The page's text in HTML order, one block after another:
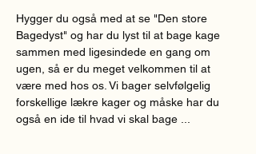
Hygger du også med at se "Den store
Bagedyst" og har du lyst til at bage kage
sammen med ligesindede en gang om
ugen, så er du meget velkommen til at
være med hos os. Vi bager selvfølgelig
forskellige lækre kager og måske har du
også en ide til hvad vi skal bage ...